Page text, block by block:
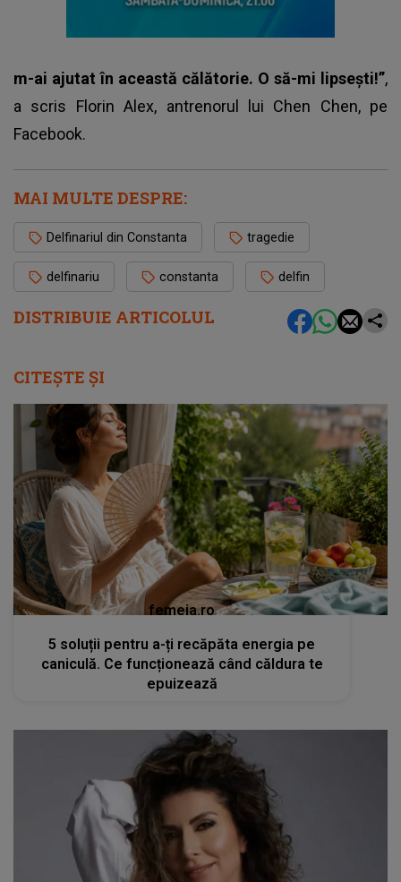
DISTRIBUIE ARTICOLUL
m-ai ajutat în această călătorie. O să-mi lipsești!”,
a scris Florin Alex, antrenorul lui Chen Chen, pe
Facebook.
MAI MULTE DESPRE:
Delfinariul din Constanta tragedie
delfinariu constanta delfin
CITEȘTE ȘI
femeia.ro
5 soluții pentru a-ți recăpăta energia pe
caniculă. Ce funcționează când căldura te
epuizează